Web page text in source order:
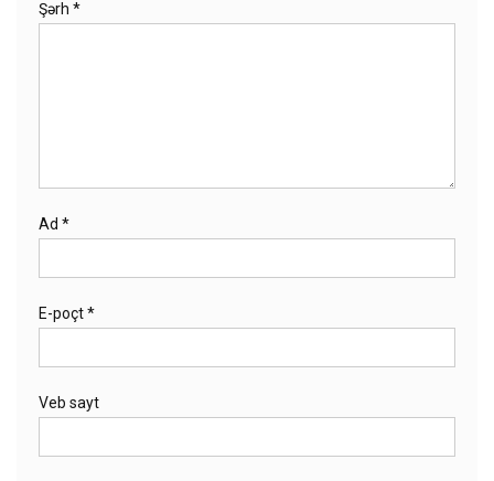
Şərh *
Ad *
E-poçt*
Veb sayt